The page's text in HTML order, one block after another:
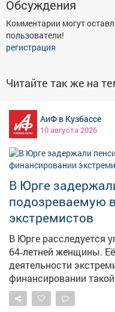
Обсуждения
Комментарии могут
пользователи!
регистрация
Читайте так же на
АиФ в Кузбассе
10 августа 2026
В Юрге
подозреваемую
экстремистов
В Юрге расследуется
64‑летней женщины.
деятельности
финансировании
ч. 1 ст. 282.3 УК РФ). Как установило следствие, с
ноября 2021 года по